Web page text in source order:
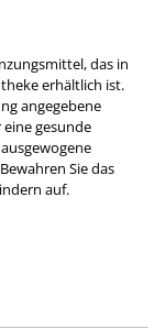
das in
erhältlich ist.
angegebene
eine gesunde
Sie das
auf.